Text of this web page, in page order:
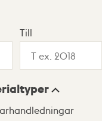
Karta
Till